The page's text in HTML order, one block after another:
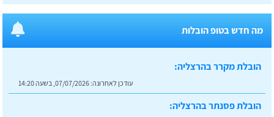
מה חדש בטופ הובלות
הובלת מקרר בהרצליה:
עודכן לאחרונה: 07/07/2026, בשעה 14:20
הובלת פסנתר בהרצליה: